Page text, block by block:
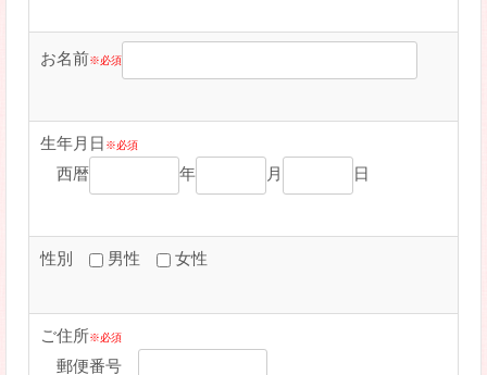
お名前※必須
生年月日 ※必須
西暦 年 月 日
性別 男性 女性
ご住所※必須
郵便番号